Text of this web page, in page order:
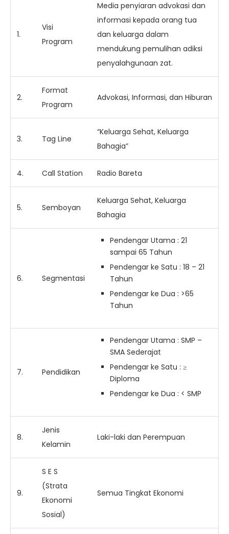
1.
Visi
Program
Media penyiaran advokasi dan
informasi kepada orang tua
dan keluarga dalam
mendukung pemulihan adiksi
penyalahgunaan zat.
2.
Format
Program
Advokasi, Informasi, dan Hiburan
3. Tag Line
“Keluarga Sehat, Keluarga
Bahagia”
4. Call Station Radio Bareta
5. Semboyan
Keluarga Sehat, Keluarga
Bahagia
6. Segmentasi
Pendengar Utama : 21
sampai 65 Tahun
Pendengar ke Satu : 18 – 21
Tahun
Pendengar ke Dua : >65
Tahun
7. Pendidikan
Pendengar Utama : SMP –
SMA Sederajat
Pendengar ke Satu : ≥
Diploma
Pendengar ke Dua : < SMP
8.
Jenis
Kelamin
Laki-laki dan Perempuan
9.
S E S
(Strata
Ekonomi
Sosial)
Semua Tingkat Ekonomi